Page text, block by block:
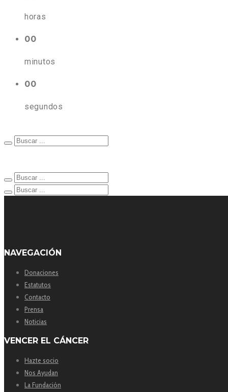
horas
00
minutos
00
segundos
NAVEGACIÓN
Donaciones
Estatutos
Contacto
Prensa
Noticias
VENCER EL CÁNCER
Hazte socio
Nos Ayudan
La Fundación